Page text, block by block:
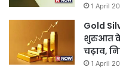
1 April
Gold
शुरुआत के
चढ़ाव,
1 April